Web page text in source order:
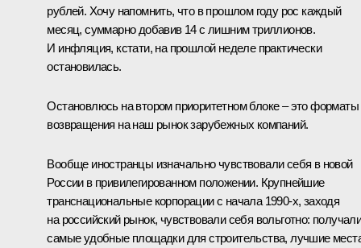
рублей. Хочу напомнить, что в прошлом году рос каждый
месяц, суммарно добавив 14 с лишним триллионов.
И инфляция, кстати, на прошлой неделе практически
остановилась.
Остановлюсь на втором приоритетном блоке – это форматы
возвращения на наш рынок зарубежных компаний.
Вообще иностранцы изначально чувствовали себя в новой
России в привилегированном положении. Крупнейшие
транснациональные корпорации с начала 1990-х, заходя
на российский рынок, чувствовали себя вольготно:
самые удобные площадки для строительства, лучшие